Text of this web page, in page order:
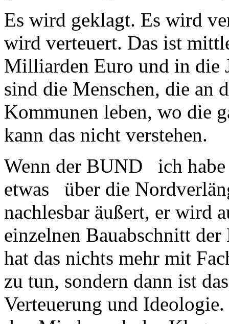
Es wird geklagt. Es wird
wird verteuert. Das ist
Milliarden Euro und in die
sind die Menschen, die an
Kommunen leben, wo die
kann das nicht verstehen.
Wenn der BUND ich
etwas über die
nachlesbar äußert, er
einzelnen Bauabschnitt
hat das nichts mehr mit
zu tun, sondern dann ist
Verteuerung und